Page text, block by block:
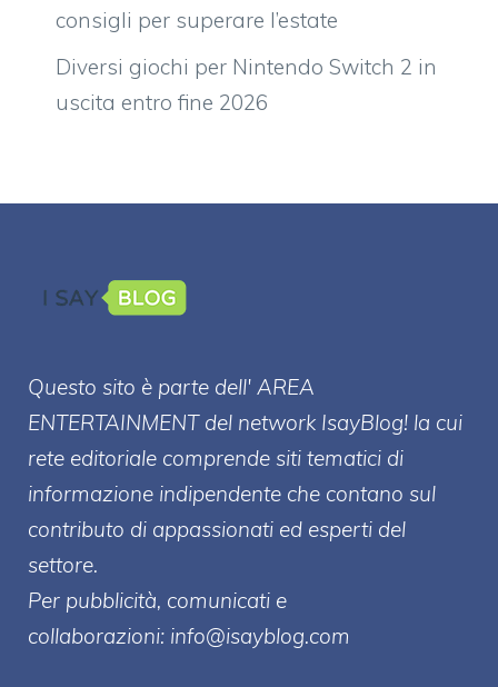
consigli per superare l’estate
Diversi giochi per Nintendo Switch 2 in
uscita entro fine 2026
Questo sito è parte dell' AREA
ENTERTAINMENT del network IsayBlog! la cui
rete editoriale comprende siti tematici di
informazione indipendente che contano sul
contributo di appassionati ed esperti del
settore.
Per pubblicità, comunicati e
collaborazioni: info@isayblog.com